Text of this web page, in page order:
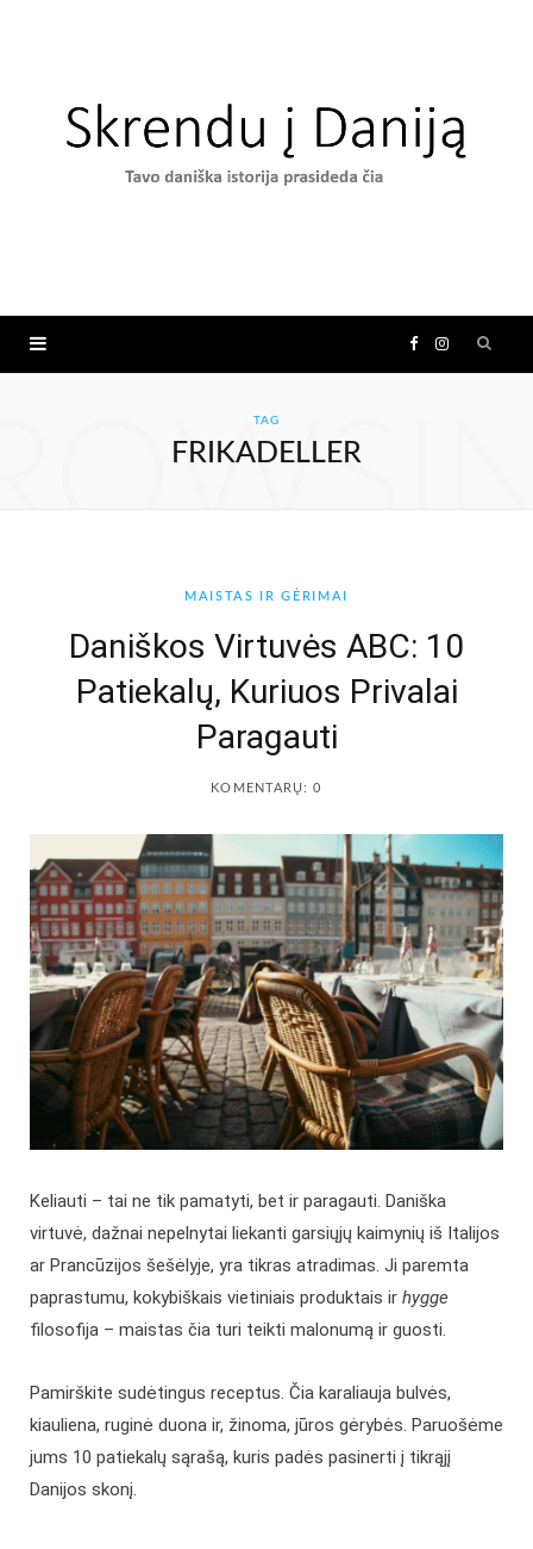
F
o
I
r
TAG
FRIKADELLER
MAISTAS IR GĖRIMAI
Daniškos Virtuvės ABC: 10
Patiekalų, Kuriuos Privalai
Paragauti
KOMENTARŲ: 0
Keliauti – tai ne tik pamatyti, bet ir paragauti. Daniška
virtuvė, dažnai nepelnytai liekanti garsiųjų kaimynių iš Italijos
ar Prancūzijos šešėlyje, yra tikras atradimas. Ji paremta
paprastumu, kokybiškais vietiniais produktais ir hygge
filosofija – maistas čia turi teikti malonumą ir guosti.
Pamirškite sudėtingus receptus. Čia karaliauja bulvės,
kiauliena, ruginė duona ir, žinoma, jūros gėrybės. Paruošėme
jums 10 patiekalų sąrašą, kuris padės pasinerti į tikrąjį
Danijos skonį.